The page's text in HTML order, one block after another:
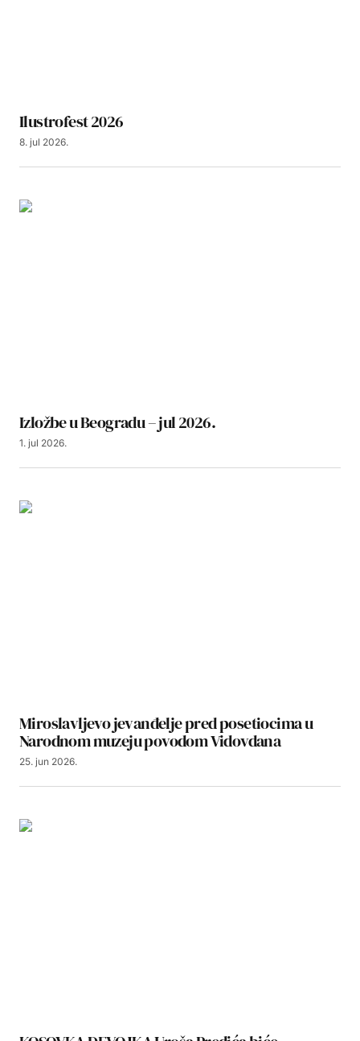
Ilustrofest 2026
8. jul 2026.
Izložbe u Beogradu – jul 2026.
1. jul 2026.
Miroslavljevo jevanđelje pred posetiocima u
Narodnom muzeju povodom Vidovdana
25. jun 2026.